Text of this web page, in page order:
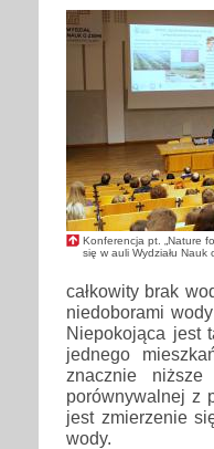
Konferencja pt. „Nature
się w auli Wydziału Nauk
całkowity brak
niedoborami
Niepokojąca jest
jednego
znacznie
porównywalnej z
jest zmierzenie
wody.